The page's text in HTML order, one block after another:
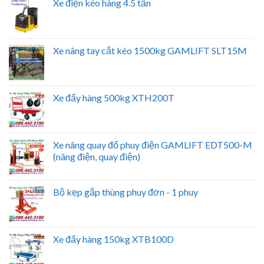
Xe điện kéo hàng 4.5 tấn
Xe nâng tay cắt kéo 1500kg GAMLIFT SLT15M
Xe đẩy hàng 500kg XTH200T
Xe nâng quay đổ phuy điện GAMLIFT EDT500-M
(nâng điện, quay điện)
Bộ kẹp gắp thùng phuy đơn - 1 phuy
Xe đẩy hàng 150kg XTB100D